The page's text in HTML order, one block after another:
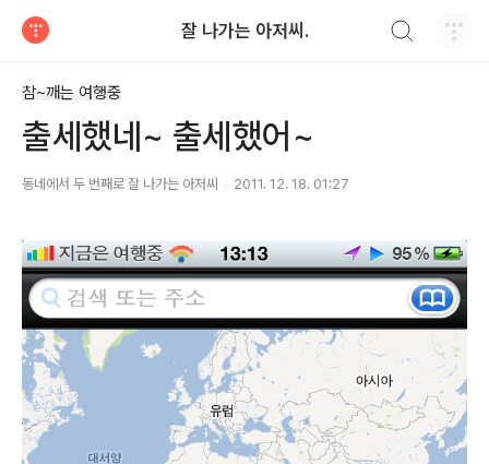
잘 나가는 아저씨.
참~깨는 여행중
출세했네~ 출세했어~
동네에서 두 번째로 잘 나가는 아저씨 2011. 12. 18. 01:27